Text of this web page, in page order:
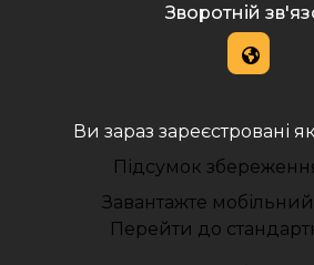
Зворотній
Ви зараз зареєстровані як
Підсумок
Завантажте
Перейти до